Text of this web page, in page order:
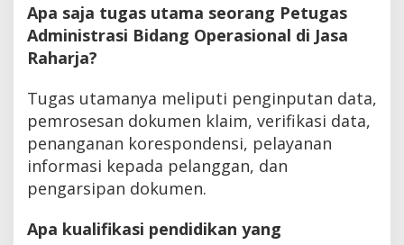
Apa saja tugas utama seorang Petugas
Administrasi Bidang Operasional di Jasa
Raharja?
Tugas utamanya meliputi penginputan data,
pemrosesan dokumen klaim, verifikasi data,
penanganan korespondensi, pelayanan
informasi kepada pelanggan, dan
pengarsipan dokumen.
Apa kualifikasi pendidikan yang